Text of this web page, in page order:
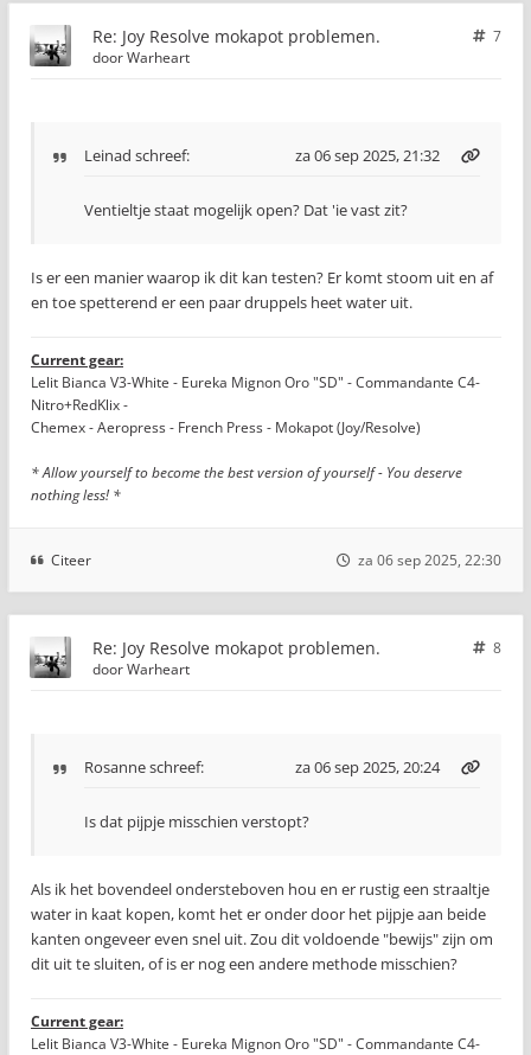
Re: Joy Resolve mokapot problemen.
7
doorWarheart
Leinad schreef: za 06 sep 2025, 21:32
Ventieltje staat mogelijk open? Dat 'ie vast zit?
Is er een manier waarop ik dit kan testen? Er komt stoom uit en af
en toe spetterend er een paar druppels heet water uit.
Current gear:
Lelit Bianca V3-White - Eureka Mignon Oro "SD" - Commandante C4-
Nitro+RedKlix -
Chemex - Aeropress - French Press - Mokapot (Joy/Resolve)
* Allow yourself to become the best version of yourself - You deserve
nothing less! *
Citeer za 06 sep 2025, 22:30
Re: Joy Resolve mokapot problemen.
8
doorWarheart
Rosanneschreef: za 06 sep 2025, 20:24
Is dat pijpje misschien verstopt?
Als ik het bovendeel ondersteboven hou en er rustig een straaltje
water in kaat kopen, komt het er onder door het pijpje aan beide
kanten ongeveer even snel uit. Zou dit voldoende "bewijs" zijn om
dit uit te sluiten, of is er nog een andere methode misschien?
Current gear:
Lelit Bianca V3-White - Eureka Mignon Oro "SD" - Commandante C4-